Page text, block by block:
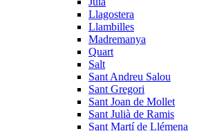
Llagostera
Llambilles
Madremanya
Quart
Salt
Sant Andreu Salou
Sant Gregori
Sant Joan de Mollet
Sant Julià de Ramis
Sant Martí de Llémena